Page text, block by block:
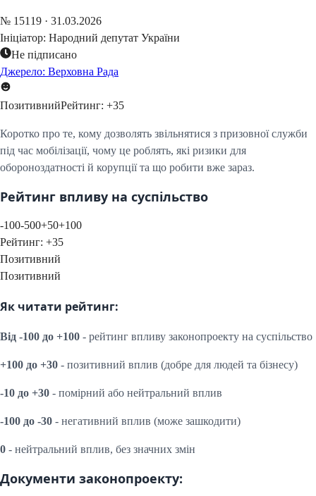
№ 15119 · 31.03.2026
Ініціатор: Народний депутат України
Не підписано
Джерело: Верховна Рада
ПозитивнийРейтинг: +35
Коротко про те, кому дозволять звільнятися з призовної служби
під час мобілізації, чому це роблять, які ризики для
обороноздатності й корупції та що робити вже зараз.
Рейтинг впливу на суспільство
-100-500+50+100
Рейтинг: +35
Позитивний
Позитивний
Як читати рейтинг:
Від -100 до +100 - рейтинг впливу законопроекту на суспільство
+100 до +30 - позитивний вплив (добре для людей та бізнесу)
-10 до +30 - помірний або нейтральний вплив
-100 до -30 - негативний вплив (може зашкодити)
0 - нейтральний вплив, без значних змін
Документи законопроекту: